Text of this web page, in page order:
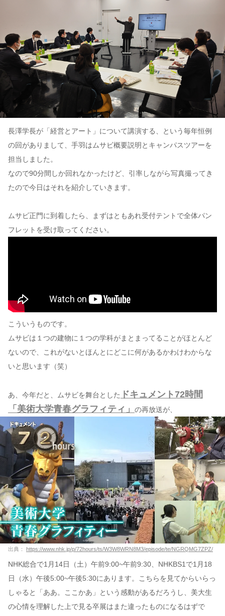
長澤学長が「経営とアート」について講演する、という毎年恒例
の回がありまして、手羽はムサビ概要説明とキャンパスツアーを
担当しました。
なので90分間しか回れなかったけど、引率しながら写真撮ってき
たので今日はそれを紹介していきます。
ムサビ正門に到着したら、まずはともあれ受付テントで全体パン
フレットを受け取ってください。
こういうものです。
ムサビは１つの建物に１つの学科がまとまってることがほとんど
ないので、これがないとほんとにどこに何があるかわけわからな
いと思います（笑）
あ、今年だと、ムサビを舞台とした ドキュメント72時間
「美術大学青春グラフィティ」
の再放送が、
出典： https://www.nhk.jp/p/72hours/ts/W3W8WRN8M3/episode/te/NGRQMG7ZPZ/
NHK総合で1月14日（土）午前9:00~午前9:30、NHKBS1で1月18
日（水）午後5:00~午後5:30にあります。こちらを見てからいらっ
しゃると「ああ。ここかあ」という感動があるだろうし、美大生
の心情を理解した上で見る卒展はまた違ったものになるはずで